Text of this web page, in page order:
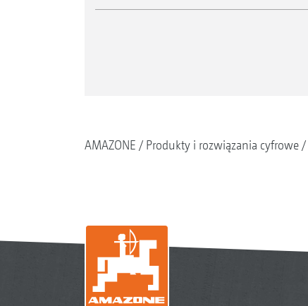
AMAZONE Produkty i rozwiązania cyfrowe